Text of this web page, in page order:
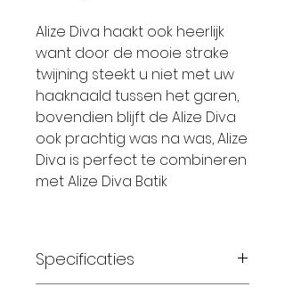
Alize Diva haakt ook heerlijk
want door de mooie strake
twijning steekt u niet met uw
haaknaald tussen het garen,
bovendien blijft de Alize Diva
ook prachtig was na was, Alize
Diva is perfect te combineren
met Alize Diva Batik
Specificaties